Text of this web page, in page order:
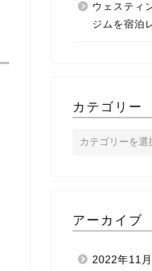
ウェスティ
ジムを宿泊
カテゴリー
アーカイブ
2022年11月